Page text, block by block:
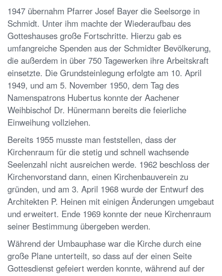
1947 übernahm Pfarrer Josef Bayer die Seelsorge in
Schmidt. Unter ihm machte der Wiederaufbau des
Gotteshauses große Fortschritte. Hierzu gab es
umfangreiche Spenden aus der Schmidter Bevölkerung,
die außerdem in über 750 Tagewerken ihre Arbeitskraft
einsetzte. Die Grundsteinlegung erfolgte am 10. April
1949, und am 5. November 1950, dem Tag des
Namenspatrons Hubertus konnte der Aachener
Weihbischof Dr. Hünermann bereits die feierliche
Einweihung vollziehen.
Bereits 1955 musste man feststellen, dass der
Kirchenraum für die stetig und schnell wachsende
Seelenzahl nicht ausreichen werde. 1962 beschloss der
Kirchenvorstand dann, einen Kirchenbauverein zu
gründen, und am 3. April 1968 wurde der Entwurf des
Architekten P. Heinen mit einigen Änderungen umgebaut
und erweitert. Ende 1969 konnte der neue Kirchenraum
seiner Bestimmung übergeben werden.
Während der Umbauphase war die Kirche durch eine
große Plane unterteilt, so dass auf der einen Seite
Gottesdienst gefeiert werden konnte, während auf der